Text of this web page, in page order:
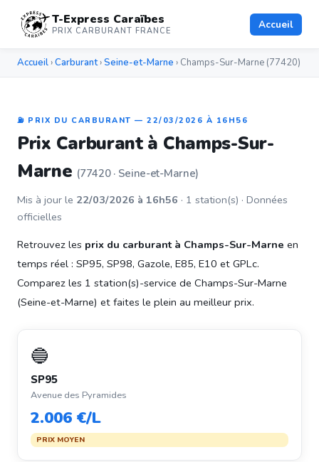
T-Express Caraïbes
PRIX CARBURANT FRANCE Accueil
Accueil ›Carburant›Seine-et-Marne › Champs-Sur-Marne (77420)
⛽ PRIX DU CARBURANT — 22/03/2026 À 16H56
Prix Carburant à Champs-Sur-
Marne (77420 · Seine-et-Marne)
Mis à jour le 22/03/2026 à 16h56 · 1 station(s) · Données
officielles
Retrouvez les prix du carburant à Champs-Sur-Marne en
temps réel : SP95, SP98, Gazole, E85, E10 et GPLc.
Comparez les 1 station(s)-service de Champs-Sur-Marne
(Seine-et-Marne) et faites le plein au meilleur prix.
🔵
SP95
Avenue des Pyramides
2.006 €/L
PRIX MOYEN